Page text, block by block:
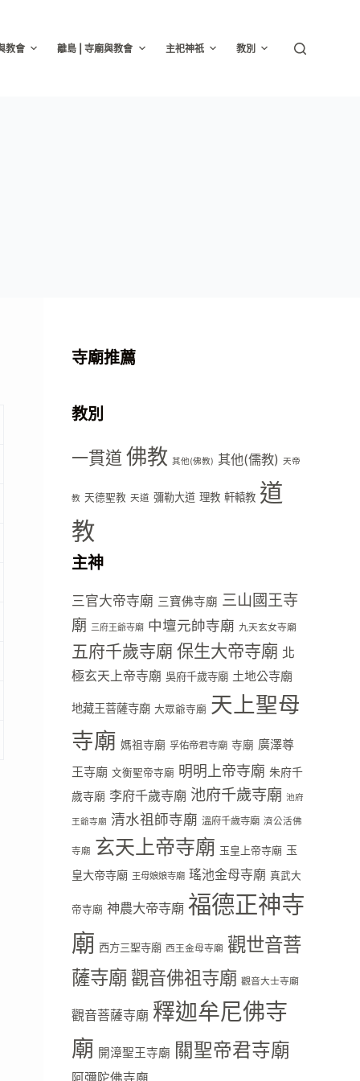
教會 離島 | 寺廟與教會 主祀神祇 教別
寺廟推薦
教別
一貫道 佛教 其他(佛教) 其他(儒教) 天帝
教 天德聖教 天道 彌勒大道 理教 軒轅教 道
教
主神
三官大帝寺廟 三寶佛寺廟 三山國王寺
廟 三府王爺寺廟 中壇元帥寺廟 九天玄女寺廟
五府千歲寺廟 保生大帝寺廟 北
極玄天上帝寺廟 吳府千歲寺廟 土地公寺廟
地藏王菩薩寺廟 大眾爺寺廟 天上聖母
寺廟 媽祖寺廟 孚佑帝君寺廟 寺廟 廣澤尊
王寺廟 文衡聖帝寺廟 明明上帝寺廟 朱府千
歲寺廟 李府千歲寺廟 池府千歲寺廟 池府
王爺寺廟 清水祖師寺廟 溫府千歲寺廟 濟公活佛
寺廟 玄天上帝寺廟 玉皇上帝寺廟 玉
皇大帝寺廟 王母娘娘寺廟 瑤池金母寺廟 真武大
帝寺廟 神農大帝寺廟 福德正神寺
廟 西方三聖寺廟 西王金母寺廟 觀世音菩
薩寺廟觀音佛祖寺廟 觀音大士寺廟
觀音菩薩寺廟 釋迦牟尼佛寺
廟 開漳聖王寺廟 關聖帝君寺廟